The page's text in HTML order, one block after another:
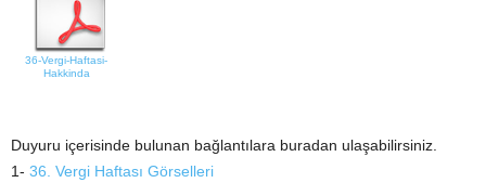
36-Vergi-Haftasi-
Hakkinda
Duyuru içerisinde bulunan bağlantılara buradan ulaşabilirsiniz.
1- 36. Vergi Haftası Görselleri